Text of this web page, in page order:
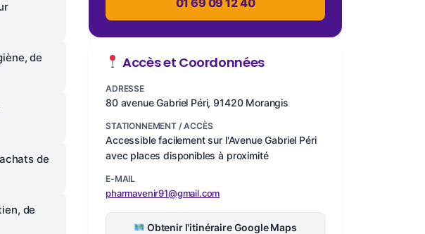
de
de
de
Accès et Coordonnées
ADRESSE
80 avenue Gabriel Péri, 91420 Morangis
STATIONNEMENT / ACCÈS
Accessible facilement sur l'Avenue Gabriel Péri
avec places disponibles à proximité
E-MAIL
pharmavenir91@gmail.com
Obtenir l'itinéraire Google Maps